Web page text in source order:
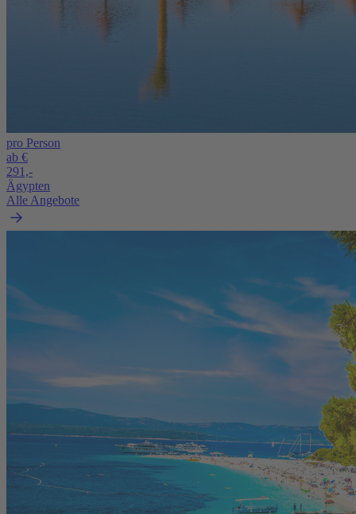
pro Person
ab €
291,-
Ägypten
Alle Angebote